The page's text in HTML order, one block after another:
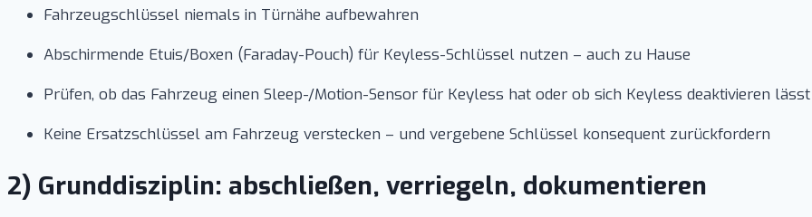
Fahrzeugschlüssel niemals in Türnähe aufbewahren
Abschirmende Etuis/Boxen (Faraday-Pouch) für Keyless-Schlüssel nutzen – auch zu Hause
Prüfen, ob das Fahrzeug einen Sleep-/Motion-Sensor für Keyless hat oder ob sich Keyless deaktivieren lässt
Keine Ersatzschlüssel am Fahrzeug verstecken – und vergebene Schlüssel konsequent zurückfordern
2) Grunddisziplin: abschließen, verriegeln, dokumentieren